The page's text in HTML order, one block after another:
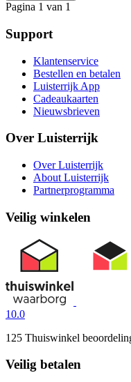
Pagina 1 van 1
Support
Klantenservice
Bestellen en betalen
Luisterrijk App
Cadeaukaarten
Nieuwsbrieven
Over Luisterrijk
Over Luisterrijk
About Luisterrijk
Partnerprogramma
Veilig winkelen
10.0
125 Thuiswinkel
Veilig betalen